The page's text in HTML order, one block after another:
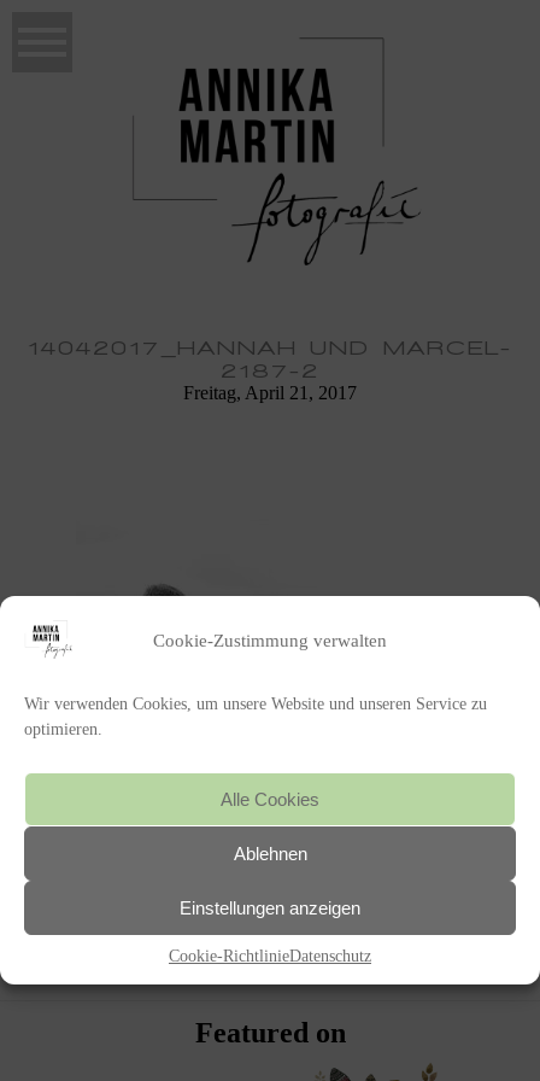
Cookie-Zustimmung verwalten
Wir verwenden Cookies, um unsere Website und unseren Service zu
optimieren.
Alle Cookies
Ablehnen
Einstellungen anzeigen
Cookie-RichtlinieDatenschutz
14042017_HANNAH UND MARCEL-
2187-2
Freitag, April 21, 2017
HANNAH UND MARCEL
Featured on